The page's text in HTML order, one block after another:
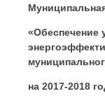
«Обеспечение
на 2017-2018